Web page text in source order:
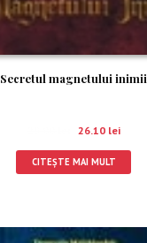
Secretul magnetului inimii
26.10 lei
CITEȘTE MAI MULT